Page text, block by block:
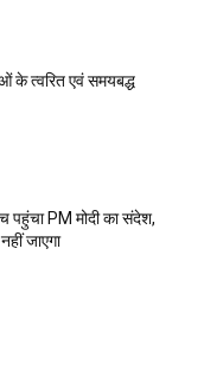
के त्वरित एवं समयबद्ध
पहुंचा PM मोदी का संदेश,
जाएगा